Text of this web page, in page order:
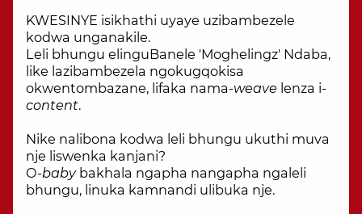
KWESINYE isikhathi uyaye uzibambezele
kodwa unganakile.
Leli bhungu elinguBanele 'Moghelingz' Ndaba,
like lazibambezela ngokugqokisa
okwentombazane, lifaka nama-weave lenza i-
content.
Nike nalibona kodwa leli bhungu ukuthi muva
nje liswenka kanjani?
O-babybakhala ngapha nangapha ngaleli
bhungu, linuka kamnandi ulibuka nje.